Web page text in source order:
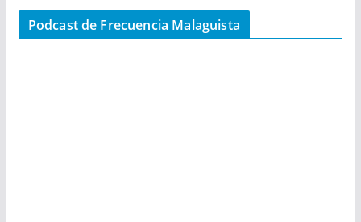
Podcast de Frecuencia Malaguista